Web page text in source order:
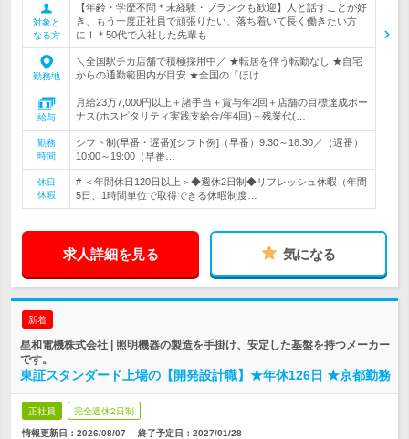
対象と
なる方
【年齢・学歴不問＊未経験・ブランクも歓迎】人と話すことが好
き、もう一度正社員で頑張りたい、落ち着いて長く働きたい方
に！＊50代で入社した先輩も
勤務地
＼全国駅チカ店舗で積極採用中／ ★転居を伴う転勤なし ★自宅
からの通勤範囲内が目安 ★全国の『ほけ…
給与
月給23万7,000円以上＋諸手当＋賞与年2回＋店舗の目標達成ボー
ナス(ホスピタリティ実践支給金/年4回)＋残業代(…
勤務
時間
シフト制(早番・遅番)[シフト例]（早番）9:30～18:30／（遅番）
10:00～19:00（早番…
休日
休暇
# ＜年間休日120日以上＞◆週休2日制◆リフレッシュ休暇（年間
5日、1時間単位で取得できる休暇制度…
求人詳細を見る 気になる
新着
星和電機株式会社 | 照明機器の製造を手掛け、安定した基盤を持つメーカー
です。
東証スタンダード上場の【開発設計職】★年休126日 ★京都勤務
正社員 完全週休2日制
情報更新日：2026/08/07 終了予定日： 2027/01/28